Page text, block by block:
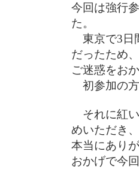
今回は強行
た。
東京で3日
だったため、
ご迷惑をお
初参加の方
それに紅い
めいただき、
本当にあり
おかげで今